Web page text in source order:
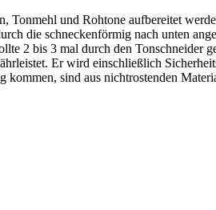
Tonmehl und Rohtone aufbereitet
die schneckenförmig nach unten
2 bis 3 mal durch den
Er wird einschließlich
sind aus nichtrostenden